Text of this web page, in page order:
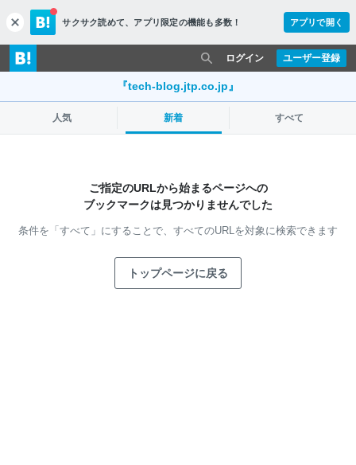
c
l
o
s
サクサク読めて、 アプリ限定の機能も多数！ アプリで開く
ユーザー登録
ログイン
『tech-blog.jtp.co.jp』
人気 新着 すべて
ご指定のURLから始まるページへの
ブックマークは見つかりませんでした
条件を「すべて」にすることで、 すべてのURLを対象に検索できます
トップページに戻る